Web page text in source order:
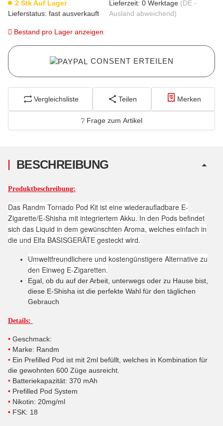
2 Stk Auf Lager
Lieferstatus: fast ausverkauft
Lieferzeit: 0 Werktage (DE -
Ausland abweichend)
Bestand pro Lager anzeigen
CONSENT ERTEILEN
Vergleichsliste Teilen Merken
Frage zum Artikel
BESCHREIBUNG
Produktbeschreibung:
Das Randm Tornado Pod Kit ist eine wiederaufladbare E-
Zigarette/E-Shisha mit integriertem Akku. In den Pods befindet
sich das Liquid in dem gewünschten Aroma, welches einfach in
die und Elfa BASISGERÄTE gesteckt wird.
Umweltfreundlichere und kostengünstigere Alternative zu
den Einweg E-Zigaretten.
Egal, ob du auf der Arbeit, unterwegs oder zu Hause bist,
diese E-Shisha ist die perfekte Wahl für den täglichen
Gebrauch
Details:
• Geschmack:
• Marke: Randm
• Ein Prefilled Pod ist mit 2ml befüllt, welches in Kombination für
die gewohnten 600 Züge ausreicht.
• Batteriekapazität: 370 mAh
• Prefilled Pod System
• Nikotin: 20mg/ml
• FSK: 18